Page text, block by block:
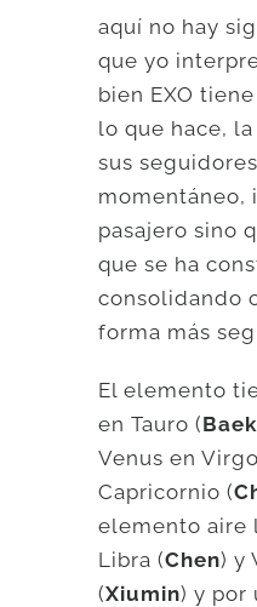
aquí no hay
que yo
bien EXO
lo que hace,
sus
momentáneo,
pasajero sino
que se ha
consolidando
forma más
El elemento
en Tauro (
Venus en
Capricornio (
elemento aire
Libra (Chen) y
(Xiumin) y por